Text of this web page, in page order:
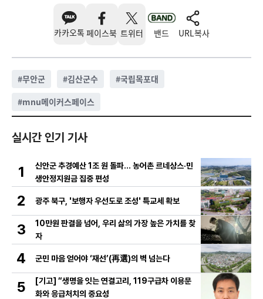
카카오톡 페이스북 트위터 밴드 URL복사
#무안군 #김산군수 #국립목포대
#mnu메이커스페이스
실시간 인기 기사
1
신안군 추경예산 1조 원 돌파… 농어촌 르네상스·민
생안정지원금 집중 편성
2 광주 북구, '보행자 우선도로 조성' 특교세 확보
3
10만원 판결을 넘어, 우리 삶의 가장 높은 가치를 찾
자
4 군민 마음 얻어야 ‘재선’(再選)의 벽 넘는다
5
[기고] “생명을 잇는 연결고리, 119구급차 이용문
화와 응급처치의 중요성